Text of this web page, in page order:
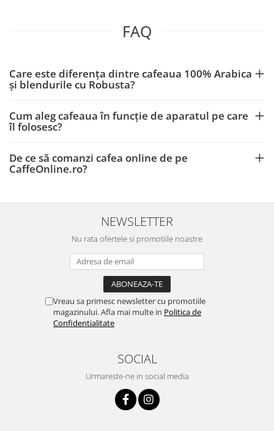
FAQ
Care este diferența dintre cafeaua 100% Arabica
și blendurile cu Robusta?
Cum aleg cafeaua în funcție de aparatul pe care
îl folosesc?
De ce să comanzi cafea online de pe
CaffeOnline.ro?
NEWSLETTER
Nu rata ofertele si promotiile noastre
Vreau sa primesc newsletter cu promotiile
magazinului. Afla mai multe in Politica de
Confidentialitate
SOCIAL
Urmareste-ne in social media